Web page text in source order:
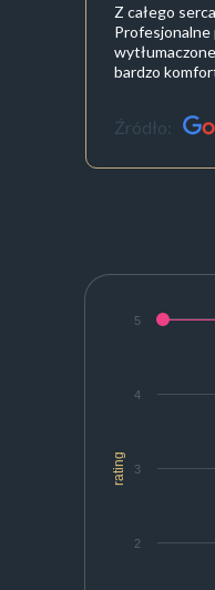
Z całego
Profesjonalne
bardzo
Źródło:
rating
2
3
4
5